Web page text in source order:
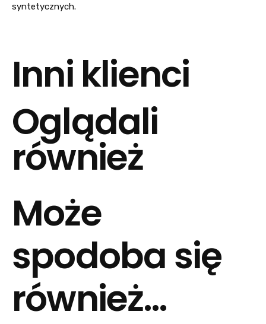
syntetycznych.
Inni klienci
Oglądali
również
Może
spodoba się
również…